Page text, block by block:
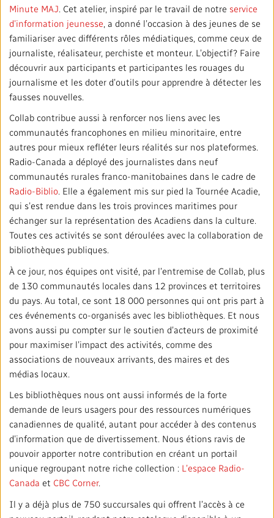
Minute MAJ. Cet atelier, inspiré par le travail de notre service
d’information jeunesse , a donné l’occasion à des jeunes de se
familiariser avec différents rôles médiatiques, comme ceux de
journaliste, réalisateur, perchiste et monteur. L’objectif? Faire
découvrir aux participants et participantes les rouages du
journalisme et les doter d’outils pour apprendre à détecter les
fausses nouvelles.
Collab contribue aussi à renforcer nos liens avec les
communautés francophones en milieu minoritaire, entre
autres pour mieux refléter leurs réalités sur nos plateformes.
Radio-Canada a déployé des journalistes dans neuf
communautés rurales franco-manitobaines dans le cadre de
Radio-Biblio. Elle a également mis sur pied la Tournée Acadie,
qui s’est rendue dans les trois provinces maritimes pour
échanger sur la représentation des Acadiens dans la culture.
Toutes ces activités se sont déroulées avec la collaboration de
bibliothèques publiques.
À ce jour, nos équipes ont visité, par l’entremise de Collab, plus
de 130 communautés locales dans 12 provinces et territoires
du pays. Au total, ce sont 18 000 personnes qui ont pris part à
ces événements co-organisés avec les bibliothèques. Et nous
avons aussi pu compter sur le soutien d’acteurs de proximité
pour maximiser l’impact des activités, comme des
associations de nouveaux arrivants, des maires et des
médias locaux.
Les bibliothèques nous ont aussi informés de la forte
demande de leurs usagers pour des ressources numériques
canadiennes de qualité, autant pour accéder à des contenus
d’information que de divertissement. Nous étions ravis de
pouvoir apporter notre contribution en créant un portail
unique regroupant notre riche collection : L’espace Radio-
Canada et CBC Corner.
Il y a déjà plus de 750 succursales qui offrent l’accès à ce